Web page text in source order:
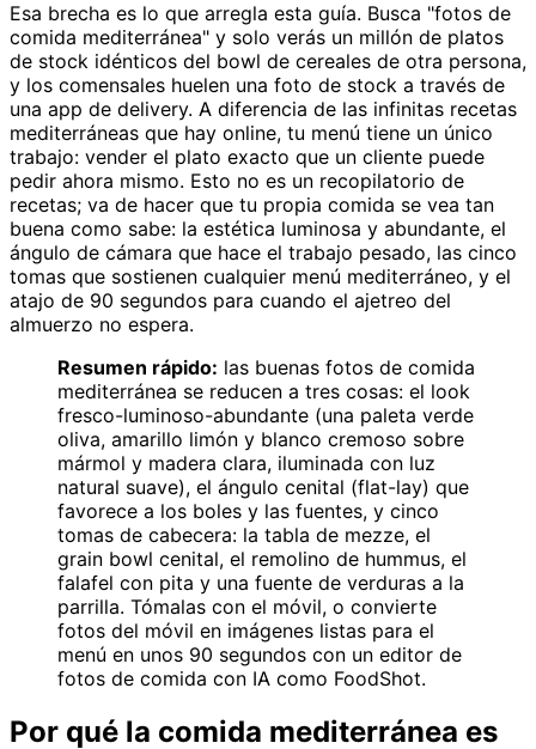
Esa brecha es lo que arregla esta guía. Busca "fotos de
comida mediterránea" y solo verás un millón de platos
de stock idénticos del bowl de cereales de otra persona,
y los comensales huelen una foto de stock a través de
una app de delivery. A diferencia de las infinitas recetas
mediterráneas que hay online, tu menú tiene un único
trabajo: vender el plato exacto que un cliente puede
pedir ahora mismo. Esto no es un recopilatorio de
recetas; va de hacer que tu propia comida se vea tan
buena como sabe: la estética luminosa y abundante, el
ángulo de cámara que hace el trabajo pesado, las cinco
tomas que sostienen cualquier menú mediterráneo, y el
atajo de 90 segundos para cuando el ajetreo del
almuerzo no espera.
Resumen rápido: las buenas fotos de comida
mediterránea se reducen a tres cosas: el look
fresco-luminoso-abundante (una paleta verde
oliva, amarillo limón y blanco cremoso sobre
mármol y madera clara, iluminada con luz
natural suave), el ángulo cenital (flat-lay) que
favorece a los boles y las fuentes, y cinco
tomas de cabecera: la tabla de mezze, el
grain bowl cenital, el remolino de hummus, el
falafel con pita y una fuente de verduras a la
parrilla. Tómalas con el móvil, o convierte
fotos del móvil en imágenes listas para el
menú en unos 90 segundos con un editor de
fotos de comida con IA como FoodShot.
Por qué la comida mediterránea es